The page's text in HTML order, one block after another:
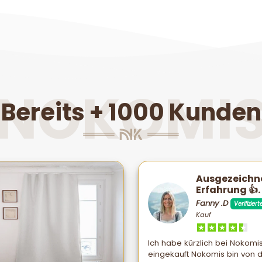
NOKOMIS
Bereits + 1000 Kunden
Erfahrung 👍.
Fanny .D
Kauf
Ich habe kürzlich bei Nokomis
eingekauft Nokomis bin von